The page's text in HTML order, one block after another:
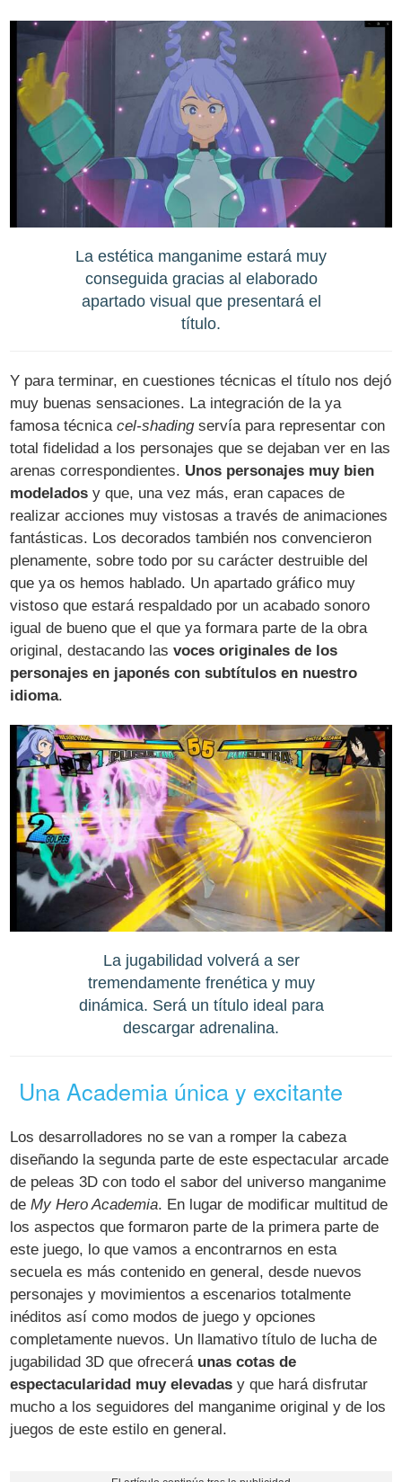
La estética manganime estará muy
conseguida gracias al elaborado
apartado visual que presentará el
título.
Y para terminar, en cuestiones técnicas el título nos dejó
muy buenas sensaciones. La integración de la ya
famosa técnicacel-shadingservía para representar con
total fidelidad a los personajes que se dejaban ver en las
arenas correspondientes. Unos personajes muy bien
modelados y que, una vez más, eran capaces de
realizar acciones muy vistosas a través de animaciones
fantásticas. Los decorados también nos convencieron
plenamente, sobre todo por su carácter destruible del
que ya os hemos hablado. Un apartado gráfico muy
vistoso que estará respaldado por un acabado sonoro
igual de bueno que el que ya formara parte de la obra
original, destacando lasvoces originales de los
personajes en japonés con subtítulos en nuestro
idioma.
La jugabilidad volverá a ser
tremendamente frenética y muy
dinámica. Será un título ideal para
descargar adrenalina.
Una Academia única y excitante
Los desarrolladores no se van a romper la cabeza
diseñando la segunda parte de este espectacular arcade
de peleas 3D con todo el sabor del universo manganime
deMy Hero Academia. En lugar de modificar multitud de
los aspectos que formaron parte de la primera parte de
este juego, lo que vamos a encontrarnos en esta
secuela es más contenido en general, desde nuevos
personajes y movimientos a escenarios totalmente
inéditos así como modos de juego y opciones
completamente nuevos. Un llamativo título de lucha de
jugabilidad 3D que ofrecerá unas cotas de
espectacularidad muy elevadas y que hará disfrutar
mucho a los seguidores del manganime original y de los
juegos de este estilo en general.